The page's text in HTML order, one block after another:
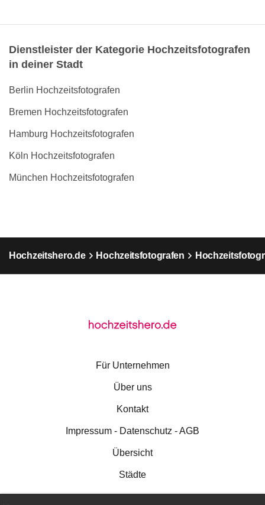
Dienstleister der Kategorie Hochzeitsfotografen
in deiner Stadt
Berlin Hochzeitsfotografen
Bremen Hochzeitsfotografen
Hamburg Hochzeitsfotografen
Köln Hochzeitsfotografen
München Hochzeitsfotografen
Hochzeitshero.de Hochzeitsfotografen
Für Unternehmen
Über uns
Kontakt
Impressum - Datenschutz - AGB
Übersicht
Städte